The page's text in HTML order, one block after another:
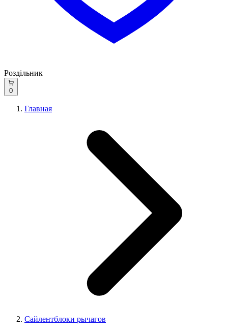
Роздільник
0
Главная
Сайлентблоки рычагов